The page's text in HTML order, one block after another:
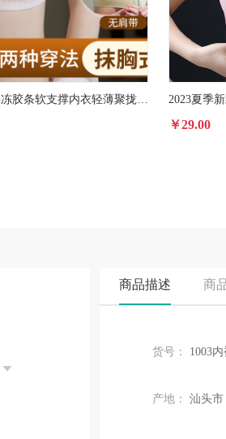
2024夏季无痕果冻胶条软支撑内衣轻薄聚拢透气孔防滑无肩带抹胸
￥29.00
商品描述 商
货号： 1003
产地： 汕头市